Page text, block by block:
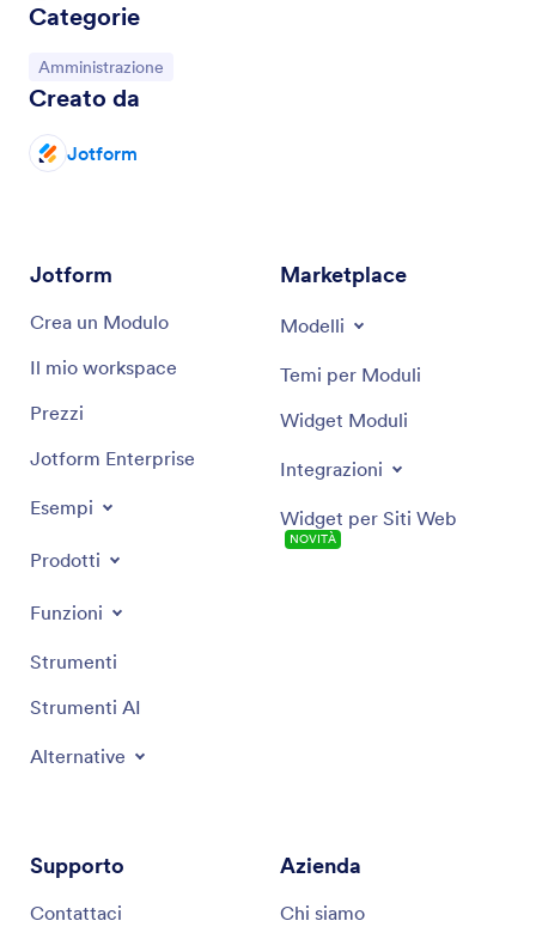
Categorie
Vai alla Categoria:
Amministrazione
Creato da
Jotform
Jotform
Crea un Modulo
Il mio workspace
Prezzi
Jotform Enterprise
Esempi
Prodotti
Funzioni
Strumenti
Strumenti AI
Alternative
Marketplace
Modelli
Temi per Moduli
Widget Moduli
Integrazioni
Widget per Siti Web
NOVITÀ
Supporto
Contattaci
Azienda
Chi siamo